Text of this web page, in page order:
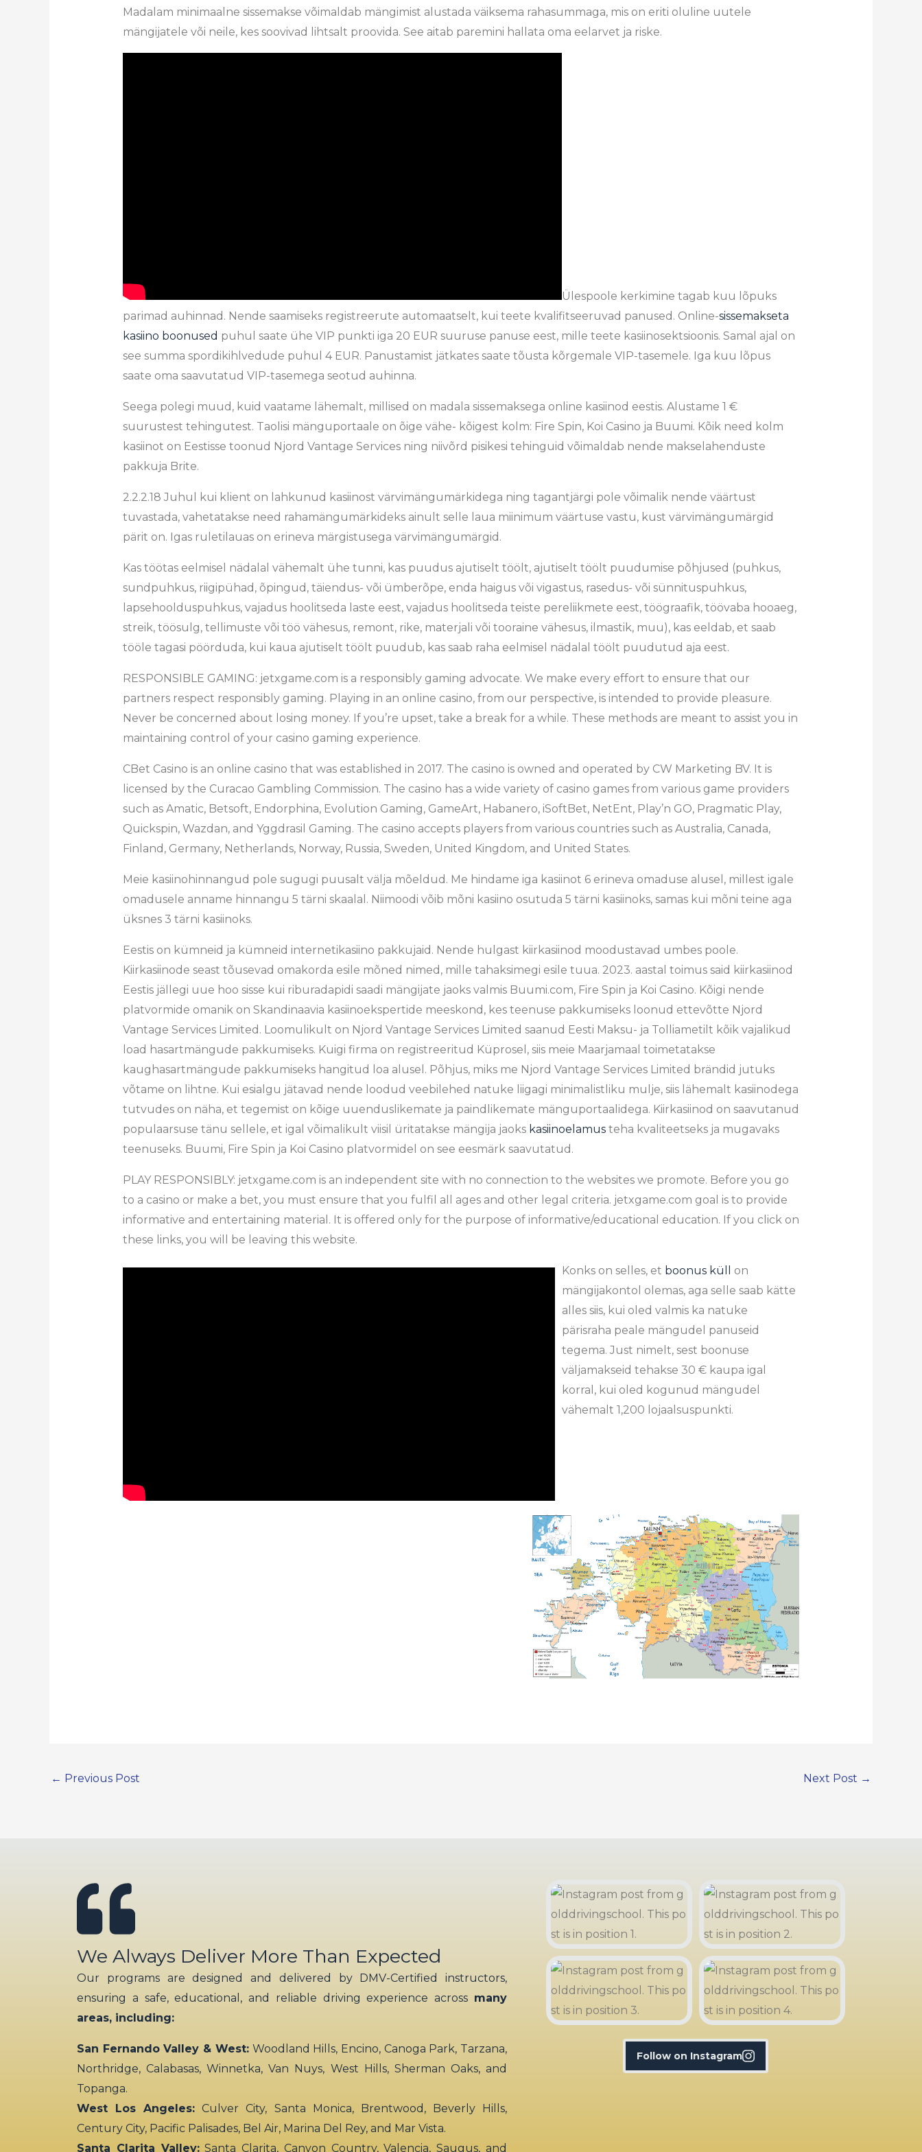
Madalam minimaalne sissemakse võimaldab mängimist alustada väiksema rahasummaga, mis on eriti oluline uutele
mängijatele või neile, kes soovivad lihtsalt proovida. See aitab paremini hallata oma eelarvet ja riske.
Ülespoole kerkimine tagab kuu lõpuks
parimad auhinnad. Nende saamiseks registreerute automaatselt, kui teete kvalifitseeruvad panused. Online-sissemakseta
kasiino boonused puhul saate ühe VIP punkti iga 20 EUR suuruse panuse eest, mille teete kasiinosektsioonis. Samal ajal on
see summa spordikihlvedude puhul 4 EUR. Panustamist jätkates saate tõusta kõrgemale VIP-tasemele. Iga kuu lõpus
saate oma saavutatud VIP-tasemega seotud auhinna.
Seega polegi muud, kuid vaatame lähemalt, millised on madala sissemaksega online kasiinod eestis. Alustame 1 €
suurustest tehingutest. Taolisi mänguportaale on õige vähe- kõigest kolm: Fire Spin, Koi Casino ja Buumi. Kõik need kolm
kasiinot on Eestisse toonud Njord Vantage Services ning niivõrd pisikesi tehinguid võimaldab nende makselahenduste
pakkuja Brite.
2.2.2.18 Juhul kui klient on lahkunud kasiinost värvimängumärkidega ning tagantjärgi pole võimalik nende väärtust
tuvastada, vahetatakse need rahamängumärkideks ainult selle laua miinimum väärtuse vastu, kust värvimängumärgid
pärit on. Igas ruletilauas on erineva märgistusega värvimängumärgid.
Kas töötas eelmisel nädalal vähemalt ühe tunni, kas puudus ajutiselt töölt, ajutiselt töölt puudumise põhjused (puhkus,
sundpuhkus, riigipühad, õpingud, täiendus- või ümberõpe, enda haigus või vigastus, rasedus- või sünnituspuhkus,
lapsehoolduspuhkus, vajadus hoolitseda laste eest, vajadus hoolitseda teiste pereliikmete eest, töögraafik, töövaba hooaeg,
streik, töösulg, tellimuste või töö vähesus, remont, rike, materjali või tooraine vähesus, ilmastik, muu), kas eeldab, et saab
tööle tagasi pöörduda, kui kaua ajutiselt töölt puudub, kas saab raha eelmisel nädalal töölt puudutud aja eest.
RESPONSIBLE GAMING: jetxgame.com is a responsibly gaming advocate. We make every effort to ensure that our
partners respect responsibly gaming. Playing in an online casino, from our perspective, is intended to provide pleasure.
Never be concerned about losing money. If you’re upset, take a break for a while. These methods are meant to assist you in
maintaining control of your casino gaming experience.
CBet Casino is an online casino that was established in 2017. The casino is owned and operated by CW Marketing BV. It is
licensed by the Curacao Gambling Commission. The casino has a wide variety of casino games from various game providers
such as Amatic, Betsoft, Endorphina, Evolution Gaming, GameArt, Habanero, iSoftBet, NetEnt, Play’n GO, Pragmatic Play,
Quickspin, Wazdan, and Yggdrasil Gaming. The casino accepts players from various countries such as Australia, Canada,
Finland, Germany, Netherlands, Norway, Russia, Sweden, United Kingdom, and United States.
Meie kasiinohinnangud pole sugugi puusalt välja mõeldud. Me hindame iga kasiinot 6 erineva omaduse alusel, millest igale
omadusele anname hinnangu 5 tärni skaalal. Niimoodi võib mõni kasiino osutuda 5 tärni kasiinoks, samas kui mõni teine aga
üksnes 3 tärni kasiinoks.
Eestis on kümneid ja kümneid internetikasiino pakkujaid. Nende hulgast kiirkasiinod moodustavad umbes poole.
Kiirkasiinode seast tõusevad omakorda esile mõned nimed, mille tahaksimegi esile tuua. 2023. aastal toimus said kiirkasiinod
Eestis jällegi uue hoo sisse kui riburadapidi saadi mängijate jaoks valmis Buumi.com, Fire Spin ja Koi Casino. Kõigi nende
platvormide omanik on Skandinaavia kasiinoekspertide meeskond, kes teenuse pakkumiseks loonud ettevõtte Njord
Vantage Services Limited. Loomulikult on Njord Vantage Services Limited saanud Eesti Maksu- ja Tolliametilt kõik vajalikud
load hasartmängude pakkumiseks. Kuigi firma on registreeritud Küprosel, siis meie Maarjamaal toimetatakse
kaughasartmängude pakkumiseks hangitud loa alusel. Põhjus, miks me Njord Vantage Services Limited brändid jutuks
võtame on lihtne. Kui esialgu jätavad nende loodud veebilehed natuke liigagi minimalistliku mulje, siis lähemalt kasiinodega
tutvudes on näha, et tegemist on kõige uuenduslikemate ja paindlikemate mänguportaalidega. Kiirkasiinod on saavutanud
populaarsuse tänu sellele, et igal võimalikult viisil üritatakse mängija jaoks kasiinoelamusteha kvaliteetseks ja mugavaks
teenuseks. Buumi, Fire Spin ja Koi Casino platvormidel on see eesmärk saavutatud.
PLAY RESPONSIBLY: jetxgame.com is an independent site with no connection to the websites we promote. Before you go
to a casino or make a bet, you must ensure that you fulfil all ages and other legal criteria. jetxgame.com goal is to provide
informative and entertaining material. It is offered only for the purpose of informative/educational education. If you click on
these links, you will be leaving this website.
Konks on selles, et boonus küll
on
mängijakontol olemas, aga selle saab kätte
alles siis, kui oled valmis ka natuke
pärisraha peale mängudel panuseid
tegema. Just nimelt, sest boonuse
väljamakseid tehakse 30 € kaupa igal
korral, kui oled kogunud mängudel
vähemalt 1,200 lojaalsuspunkti.
← Previous Post Next Post →
We Always Deliver More Than Expected
Our programs are designed and delivered by DMV-Certified instructors,
ensuring a safe, educational, and reliable driving experience across many
areas, including:
San Fernando Valley & West:Woodland Hills, Encino, Canoga Park, Tarzana,
Northridge, Calabasas, Winnetka, Van Nuys, West Hills, Sherman Oaks, and
Topanga.
West Los Angeles: Culver City, Santa Monica, Brentwood, Beverly Hills,
Century City, Pacific Palisades, Bel Air, Marina Del Rey, and Mar Vista.
Santa Clarita Valley:Santa Clarita, Canyon Country, Valencia, Saugus, and
Follow on Instagram